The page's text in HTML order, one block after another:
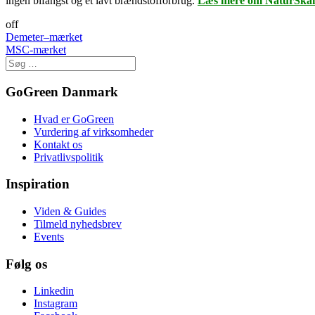
off
Post
navigation
Demeter–mærket
MSC-mærket
GoGreen Danmark
Hvad er GoGreen
Vurdering af virksomheder
Kontakt os
Privatlivspolitik
Inspiration
Viden & Guides
Tilmeld nyhedsbrev
Events
Følg os
Linkedin
Instagram